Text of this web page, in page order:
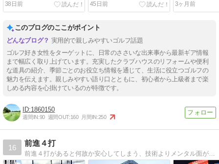
38日前
45日前
3ヶ月前
このブログのここがポイント
実用的で親しみやすいゴルフ話題
ゴルフ好き女性をターゲットに、日常のささいな出来事から最新ギア情報
まで幅広く取り上げています。充実したクラブハウスのリフォームや便利
な道具の紹介、季節ごとのお役立ち情報を通じて、生活に役立つゴルフの
魅力を伝えます。親しみやすい語り口とともに、初心者から上級者まで楽
しめる内容を心掛けているのが特徴です。
1860150
週間IN:90 週間OUT:160 月間IN:250
16
前進４打
前進４打があると何故か安心してしまう、技術よりメンタル面が課題な気まぐれゴルファー